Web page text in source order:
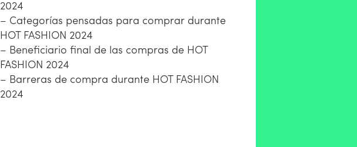
2024
– Categorías pensadas para comprar durante
HOT FASHION 2024
– Beneficiario final de las compras de HOT
FASHION 2024
– Barreras de compra durante HOT FASHION
2024